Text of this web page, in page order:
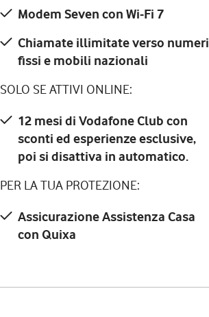
Modem Seven con Wi-Fi 7
Chiamate illimitate verso numeri
fissi e mobili nazionali
SOLO SE ATTIVI ONLINE:
12 mesi di Vodafone Club con
sconti ed esperienze esclusive,
poi si disattiva in automatico.
PER LA TUA PROTEZIONE:
Assicurazione Assistenza Casa
con Quixa